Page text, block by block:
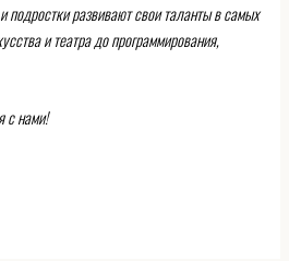
подростки развивают свои таланты в самых
и театра до программирования,
с нами!